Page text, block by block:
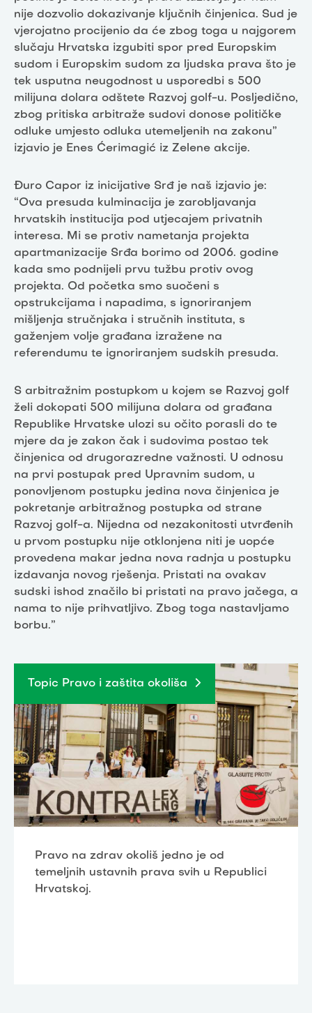
nije dozvolio dokazivanje ključnih činjenica. Sud je
vjerojatno procijenio da će zbog toga u najgorem
slučaju Hrvatska izgubiti spor pred Europskim
sudom i Europskim sudom za ljudska prava što je
tek usputna neugodnost u usporedbi s 500
milijuna dolara odštete Razvoj golf-u. Posljedično,
zbog pritiska arbitraže sudovi donose političke
odluke umjesto odluka utemeljenih na zakonu”
izjavio je Enes Ćerimagić iz Zelene akcije.
Đuro Capor iz inicijative Srđ je naš izjavio je:
“Ova presuda kulminacija je zarobljavanja
hrvatskih institucija pod utjecajem privatnih
interesa. Mi se protiv nametanja projekta
apartmanizacije Srđa borimo od 2006. godine
kada smo podnijeli prvu tužbu protiv ovog
projekta. Od početka smo suočeni s
opstrukcijama i napadima, s ignoriranjem
mišljenja stručnjaka i stručnih instituta, s
gaženjem volje građana izražene na
referendumu te ignoriranjem sudskih presuda.
S arbitražnim postupkom u kojem se Razvoj golf
želi dokopati 500 milijuna dolara od građana
Republike Hrvatske ulozi su očito porasli do te
mjere da je zakon čak i sudovima postao tek
činjenica od drugorazredne važnosti. U odnosu
na prvi postupak pred Upravnim sudom, u
ponovljenom postupku jedina nova činjenica je
pokretanje arbitražnog postupka od strane
Razvoj golf-a. Nijedna od nezakonitosti utvrđenih
u prvom postupku nije otklonjena niti je uopće
provedena makar jedna nova radnja u postupku
izdavanja novog rješenja. Pristati na ovakav
sudski ishod značilo bi pristati na pravo jačega, a
nama to nije prihvatljivo. Zbog toga nastavljamo
borbu.”
Topic Pravo i zaštita okoliša
Pravo na zdrav okoliš jedno je od
temeljnih ustavnih prava svih u Republici
Hrvatskoj.